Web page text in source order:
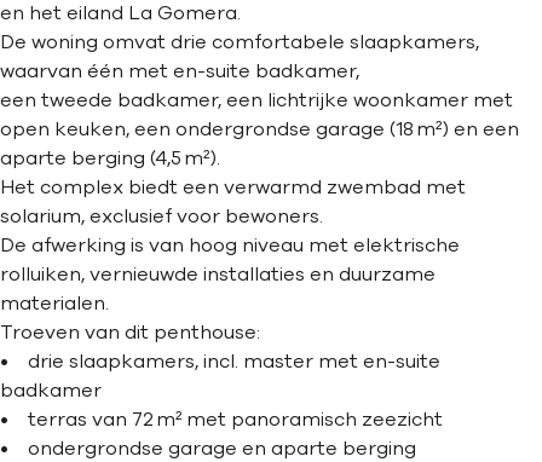
en het eiland La Gomera.
De woning omvat drie comfortabele slaapkamers,
waarvan één met en-suite badkamer,
een tweede badkamer, een lichtrijke woonkamer met
open keuken, een ondergrondse garage (18 m²) en een
aparte berging (4,5 m²).
Het complex biedt een verwarmd zwembad met
solarium, exclusief voor bewoners.
De afwerking is van hoog niveau met elektrische
rolluiken, vernieuwde installaties en duurzame
materialen.
Troeven van dit penthouse:
• drie slaapkamers, incl. master met en-suite
badkamer
• terras van 72 m² met panoramisch zeezicht
• ondergrondse garage en aparte berging